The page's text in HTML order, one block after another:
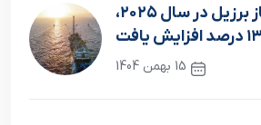
تولید نفت و گاز برزیل در سال ۲۰۲۵،
یافت
15 بهمن 1404
نوشته بعدی